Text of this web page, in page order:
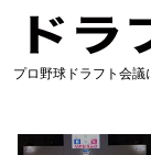
プロ野球ドラフト会議